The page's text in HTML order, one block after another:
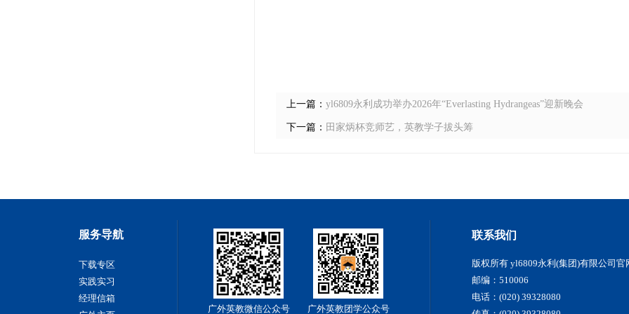
上一篇： yl6809永利成功举办2026年“Everlasting Hydrangeas”迎新晚会
下一篇： 田家炳杯竞师艺，英教学子拔头筹
服务导航
下载专区
实践实习
经理信箱
广外英教微信公众号 广外英教团学公众号
联系我们
版权所有 yl6809永利(集团)有限公司官
邮编：510006
电话：(020) 39328080